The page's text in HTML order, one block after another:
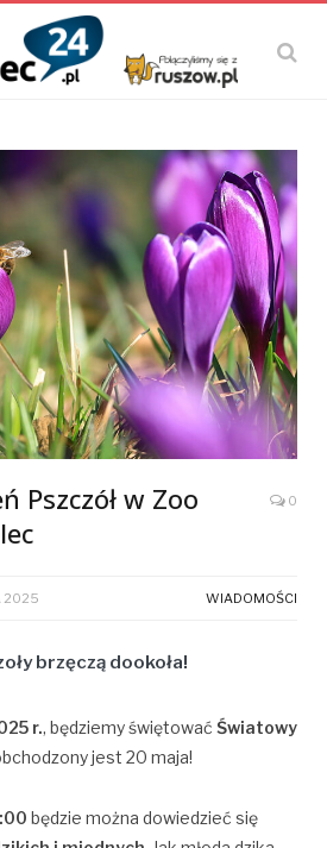
Pszczół w Zoo
0
2025 WIADOMOŚCI
brzęczą dookoła!
r., będziemy świętować Światowy
jest 20 maja!
będzie można dowiedzieć się